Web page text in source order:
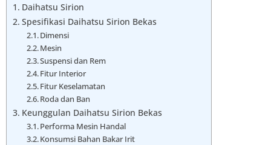
Daihatsu Sirion
Spesifikasi Daihatsu Sirion Bekas
Dimensi
Mesin
Suspensi dan Rem
Fitur Interior
Fitur Keselamatan
Roda dan Ban
Keunggulan Daihatsu Sirion Bekas
Performa Mesin Handal
Konsumsi Bahan Bakar Irit